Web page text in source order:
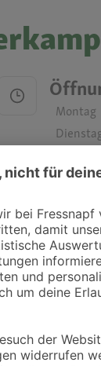
Montag
Samstag
Sonntag
an die jeweilige
werden oder